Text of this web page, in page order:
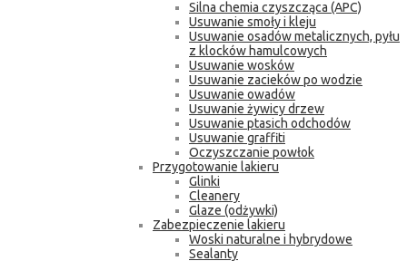
Silna chemia czyszcząca (APC)
Usuwanie smoły i kleju
Usuwanie osadów metalicznych, pyłu
z klocków hamulcowych
Usuwanie wosków
Usuwanie zacieków po wodzie
Usuwanie owadów
Usuwanie żywicy drzew
Usuwanie ptasich odchodów
Usuwanie graffiti
Oczyszczanie powłok
Przygotowanie lakieru
Glinki
Cleanery
Glaze (odżywki)
Zabezpieczenie lakieru
Woski naturalne i hybrydowe
Sealanty